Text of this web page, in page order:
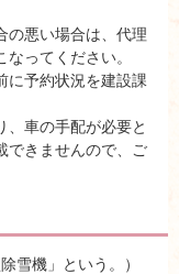
の悪い場合は、代理
ってください。
に予約状況を建設課
、車の手配が必要と
できませんので、ご
雪機」という。）